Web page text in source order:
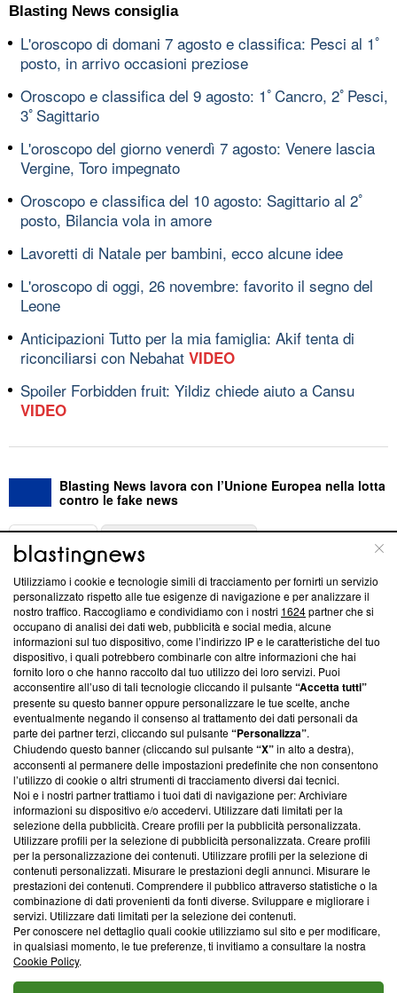
Blasting News consiglia
L'oroscopo di domani 7 agosto e classifica: Pesci al 1ﾟ
posto, in arrivo occasioni preziose
Oroscopo e classifica del 9 agosto: 1ﾟCancro, 2ﾟPesci,
3ﾟSagittario
L'oroscopo del giorno venerdì 7 agosto: Venere lascia
Vergine, Toro impegnato
Oroscopo e classifica del 10 agosto: Sagittario al 2ﾟ
posto, Bilancia vola in amore
Lavoretti di Natale per bambini, ecco alcune idee
L'oroscopo di oggi, 26 novembre: favorito il segno del
Leone
Anticipazioni Tutto per la mia famiglia: Akif tenta di
riconciliarsi con Nebahat VIDEO
Spoiler Forbidden fruit: Yildiz chiede aiuto a Cansu
VIDEO
Blasting News lavora con l’Unione Europea nella lotta
contro le fake news
ABOUT
Questa sezione offre informazioni trasparenti su Blasting
News, sui nostri processi editoriali e su come ci impegniamo a
creare news di qualità. Inoltre, afferma la nostra aderenza a
‘Trust Project - News with Integrity’Blasting News non è
ancora membro del programma, ma ha richiesto di farne
parte; Trust Project non ha ancora effettuato una verifica di
conformità agli standard.
Su di noi
Team editoriale
Corporate
Redazione
Informativa Privacy
Cookie Policy
Blasting SA, IDI CHE-247.845.224, Via Carlo Frasca, 3 - 6900
Lugano (Svizzera) Tel:+39 0690258937
© 2026 Blasting News
Utilizziamo i cookie e tecnologie simili di tracciamento per fornirti un servizio
personalizzato rispetto alle tue esigenze di navigazione e per analizzare il
nostro traffico. Raccogliamo e condividiamo con i nostri 1624partner che si
occupano di analisi dei dati web, pubblicità e social media, alcune
informazioni sul tuo dispositivo, come l’indirizzo IP e le caratteristiche del tuo
dispositivo, i quali potrebbero combinarle con altre informazioni che hai
fornito loro o che hanno raccolto dal tuo utilizzo dei loro servizi. Puoi
acconsentire all’uso di tali tecnologie cliccando il pulsante“Accetta tutti”
presente su questo banner oppure personalizzare le tue scelte, anche
eventualmente negando il consenso al trattamento dei dati personali da
parte dei partner terzi, cliccando sul pulsante“Personalizza”.
Chiudendo questo banner (cliccando sul pulsante“X”in alto a destra),
acconsenti al permanere delle impostazioni predefinite che non consentono
l’utilizzo di cookie o altri strumenti di tracciamento diversi dai tecnici.
Noi e i nostri partner trattiamo i tuoi dati di navigazione per: Archiviare
informazioni su dispositivo e/o accedervi. Utilizzare dati limitati per la
selezione della pubblicità. Creare profili per la pubblicità personalizzata.
Utilizzare profili per la selezione di pubblicità personalizzata. Creare profili
per la personalizzazione dei contenuti. Utilizzare profili per la selezione di
contenuti personalizzati. Misurare le prestazioni degli annunci. Misurare le
prestazioni dei contenuti. Comprendere il pubblico attraverso statistiche o la
combinazione di dati provenienti da fonti diverse. Sviluppare e migliorare i
servizi. Utilizzare dati limitati per la selezione dei contenuti.
Per conoscere nel dettaglio quali cookie utilizziamo sul sito e per modificare,
in qualsiasi momento, le tue preferenze, ti invitiamo a consultare la nostra
Cookie Policy.